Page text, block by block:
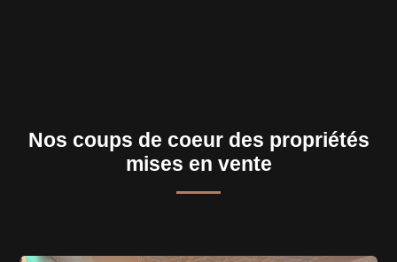
Nos coups de coeur des propriétés
mises en vente